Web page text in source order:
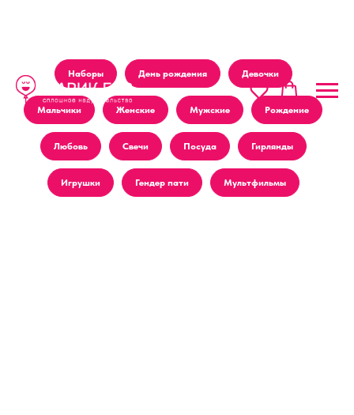
Наборы День рождения Девочки
Мальчики Женские Мужские Рождение
Любовь Свечи Посуда Гирлянды
Игрушки Гендер пати Мультфильмы